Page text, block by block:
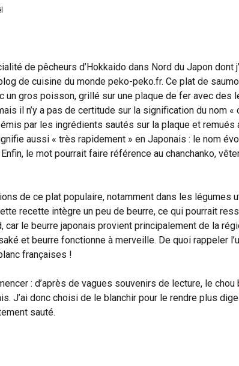
de pêcheurs d’Hokkaido dans Nord du Japon dont
de cuisine du monde peko-peko.fr. Ce plat de
un gros poisson, grillé sur une plaque de fer avec des
il n’y a pas de certitude sur la signification du nom «
par les ingrédients sautés sur la plaque et remués
aussi « très rapidement » en Japonais : le nom
le mot pourrait faire référence au chanchanko,
de ce plat populaire, notamment dans les légumes
recette intègre un peu de beurre, ce qui pourrait
car le beurre japonais provient principalement de la
et beurre fonctionne à merveille. De quoi rappeler
françaises !
: d’après de vagues souvenirs de lecture, le chou
J’ai donc choisi de le blanchir pour le rendre plus
sauté.